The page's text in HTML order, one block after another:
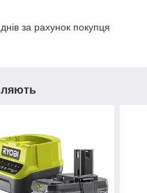
за рахунок покупця